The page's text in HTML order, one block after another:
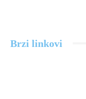
Brzi linkovi